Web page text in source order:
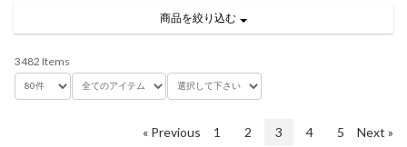
商品を絞り込む
3482 Items
« Previous 1 2 3 4 5 Next »